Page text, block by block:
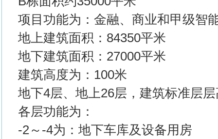
项目功能为：金融、商业和甲级智
地上建筑面积：84350平米
地下建筑面积：27000平米
建筑高度为：100米
地下4层、地上26层，建筑标准层层
各层功能为：
-2～-4为：地下车库及设备用房